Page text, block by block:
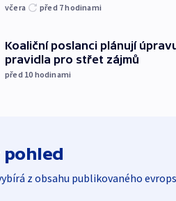
včera před 7hodinami
Koaliční poslanci plánují
pravidla pro střet zájmů
před 10 hodinami
pohled
z obsahu publikovaného